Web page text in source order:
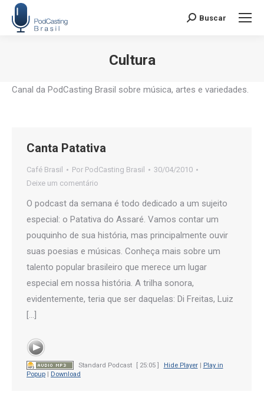
Search:
Buscar
Cultura
Canal da PodCasting Brasil sobre música, artes e variedades.
Canta Patativa
Café Brasil Por PodCasting Brasil
30/04/2010
Deixe um comentário
O podcast da semana é todo dedicado a um sujeito
especial: o Patativa do Assaré. Vamos contar um
pouquinho de sua história, mas principalmente ouvir
suas poesias e músicas. Conheça mais sobre um
talento popular brasileiro que merece um lugar
especial em nossa história. A trilha sonora,
evidentemente, teria que ser daquelas: Di Freitas, Luiz
[…]
Standard Podcast [ 25:05 ] Hide Player| Play in
Popup
Download